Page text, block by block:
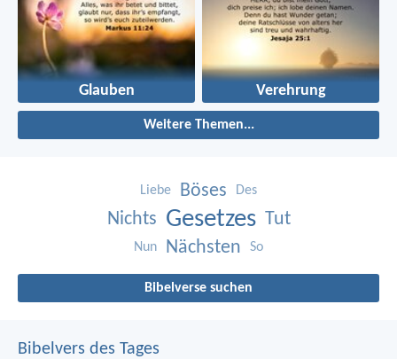
Glauben Verehrung
Weitere Themen...
Liebe Böses Des
Nichts Gesetzes Tut
Nun Nächsten So
Bibelverse suchen
Bibelvers des Tages